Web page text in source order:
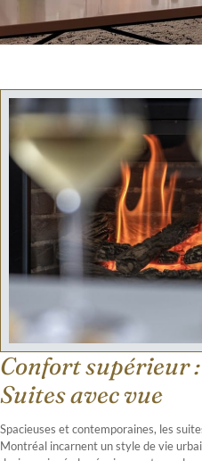
Confort supérieur :
Suites avec vue
Spacieuses et contemporaines, les
Montréal incarnent un style de vie